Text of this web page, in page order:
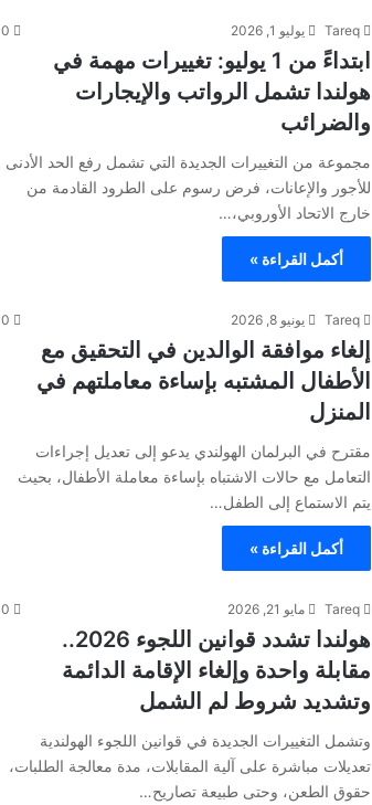
Tareq يوليو 1, 2026 0
ابتداءً من 1 يوليو: تغييرات مهمة في
هولندا تشمل الرواتب والإيجارات
والضرائب
مجموعة من التغييرات الجديدة التي تشمل رفع الحد الأدنى
للأجور والإعانات، فرض رسوم على الطرود القادمة من
خارج الاتحاد الأوروبي،…
أكمل القراءة »
Tareq يونيو 8, 2026 0
إلغاء موافقة الوالدين في التحقيق مع
الأطفال المشتبه بإساءة معاملتهم في
المنزل
مقترح في البرلمان الهولندي يدعو إلى تعديل إجراءات
التعامل مع حالات الاشتباه بإساءة معاملة الأطفال، بحيث
يتم الاستماع إلى الطفل…
أكمل القراءة »
Tareq مايو 21, 2026 0
هولندا تشدد قوانين اللجوء 2026..
مقابلة واحدة وإلغاء الإقامة الدائمة
وتشديد شروط لم الشمل
وتشمل التغييرات الجديدة في قوانين اللجوء الهولندية
تعديلات مباشرة على آلية المقابلات، مدة معالجة الطلبات،
حقوق الطعن، وحتى طبيعة تصاريح…